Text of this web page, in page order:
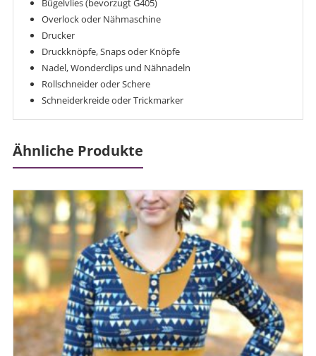
Bügelvlies (bevorzugt G405)
Overlock oder Nähmaschine
Drucker
Druckknöpfe, Snaps oder Knöpfe
Nadel, Wonderclips und Nähnadeln
Rollschneider oder Schere
Schneiderkreide oder Trickmarker
Ähnliche Produkte